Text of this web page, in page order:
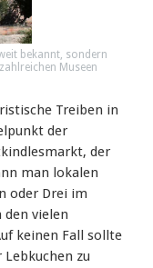
bekannt, sondern
Museen
Treiben in
der
der
man lokalen
oder Drei im
vielen
keinen Fall sollte
zu